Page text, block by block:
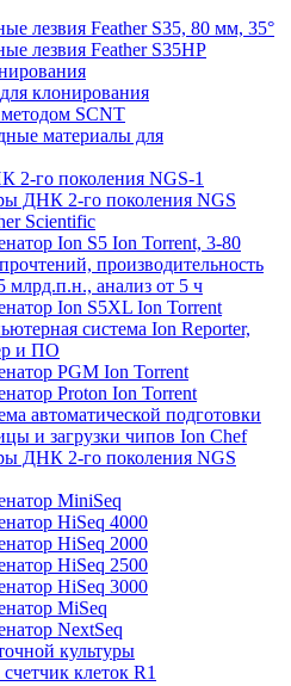
лезвия Feather S35, 80 мм, 35°
лезвия Feather S35HP
клонирования
SCNT
материалы для
2-го поколения NGS-1
ДНК 2-го поколения NGS
Scientific
Ion S5 Ion Torrent, 3-80
производительность
млрд.п.н., анализ от 5 ч
Ion S5XL Ion Torrent
система Ion Reporter,
и ПО
PGM Ion Torrent
Proton Ion Torrent
автоматической подготовки
и загрузки чипов Ion Chef
ДНК 2-го поколения NGS
MiniSeq
HiSeq 4000
HiSeq 2000
HiSeq 2500
HiSeq 3000
MiSeq
NextSeq
культуры
клеток R1